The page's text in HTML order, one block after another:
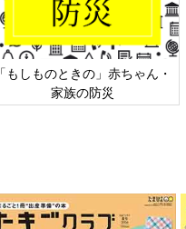
「もしものときの」赤ちゃん・
家族の防災